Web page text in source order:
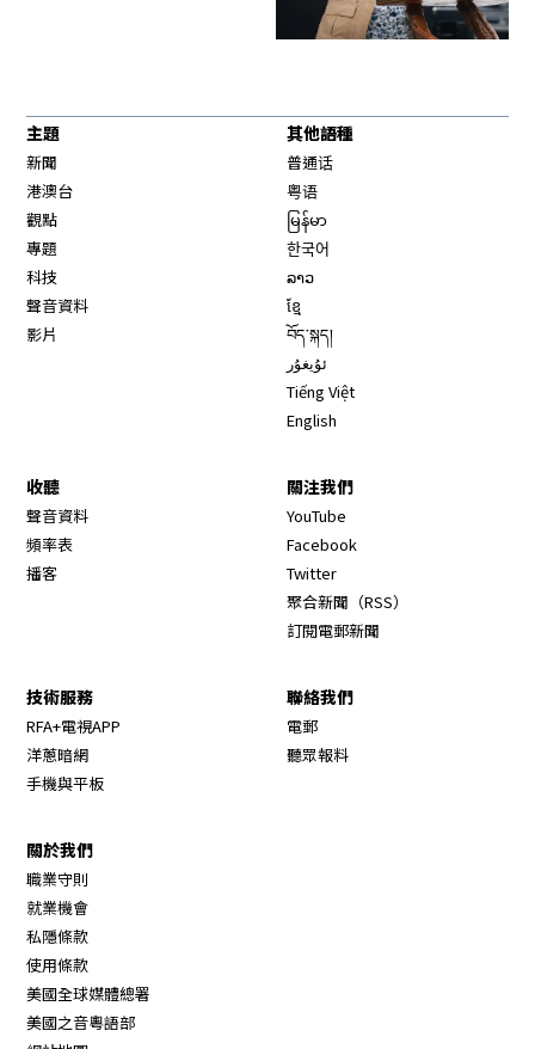
主題
新聞
港澳台
觀點
專題
科技
聲音資料
影片
其他語種
普通话
粤语
မြန်မာ
한국어
ລາວ
ខ្មែ
བོད་སྐད།
ئۇيغۇر
Tiếng Việt
English
收聽
聲音資料
頻率表
播客
關注我們
YouTube
Facebook
Twitter
聚合新聞（RSS）
訂閱電郵新聞
技術服務
RFA+電視APP
洋蔥暗網
手機與平板
聯絡我們
電郵
聽眾報料
關於我們
職業守則
就業機會
私隱條款
使用條款
美國全球媒體總署
美國之音粵語部